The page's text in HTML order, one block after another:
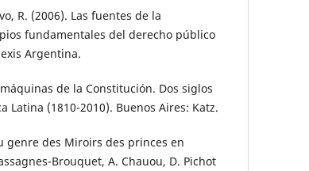
R. (2006). Las fuentes de la
fundamentales del derecho público
Argentina.
de la Constitución. Dos siglos
Latina (1810-2010). Buenos Aires: Katz.
genre des Miroirs des princes en
Brouquet, A. Chauou, D. Pichot